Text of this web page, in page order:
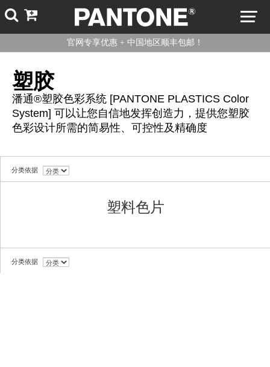
官网专享优惠 + 中国地区顺丰包邮！
塑胶
潘通®塑胶色彩系统 [PANTONE PLASTICS Color
System] 可以让您自信地发挥创造力，提供您塑胶
色彩设计所需的简易性、可控性及精确度
分类依据
塑料色片
分类依据